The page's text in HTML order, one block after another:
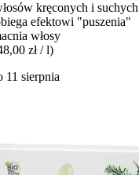
kręconych i suchych
efektowi "puszenia"
włosy
zł / l)
11 sierpnia